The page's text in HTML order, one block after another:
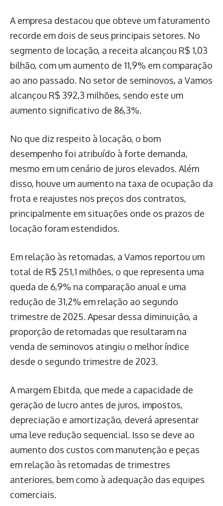
A empresa destacou que obteve um faturamento
recorde em dois de seus principais setores. No
segmento de locação, a receita alcançou R$ 1,03
bilhão, com um aumento de 11,9% em comparação
ao ano passado. No setor de seminovos, a Vamos
alcançou R$ 392,3 milhões, sendo este um
aumento significativo de 86,3%.
No que diz respeito à locação, o bom
desempenho foi atribuído à forte demanda,
mesmo em um cenário de juros elevados. Além
disso, houve um aumento na taxa de ocupação da
frota e reajustes nos preços dos contratos,
principalmente em situações onde os prazos de
locação foram estendidos.
Em relação às retomadas, a Vamos reportou um
total de R$ 251,1 milhões, o que representa uma
queda de 6,9% na comparação anual e uma
redução de 31,2% em relação ao segundo
trimestre de 2025. Apesar dessa diminuição, a
proporção de retomadas que resultaram na
venda de seminovos atingiu o melhor índice
desde o segundo trimestre de 2023.
A margem Ebitda, que mede a capacidade de
geração de lucro antes de juros, impostos,
depreciação e amortização, deverá apresentar
uma leve redução sequencial. Isso se deve ao
aumento dos custos com manutenção e peças
em relação às retomadas de trimestres
anteriores, bem como à adequação das equipes
comerciais.